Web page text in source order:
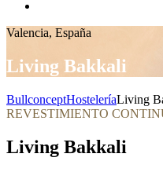
Valencia, España
Living Bakkali
BullconceptHosteleríaLiving
REVESTIMIENTO
Living Bakkali